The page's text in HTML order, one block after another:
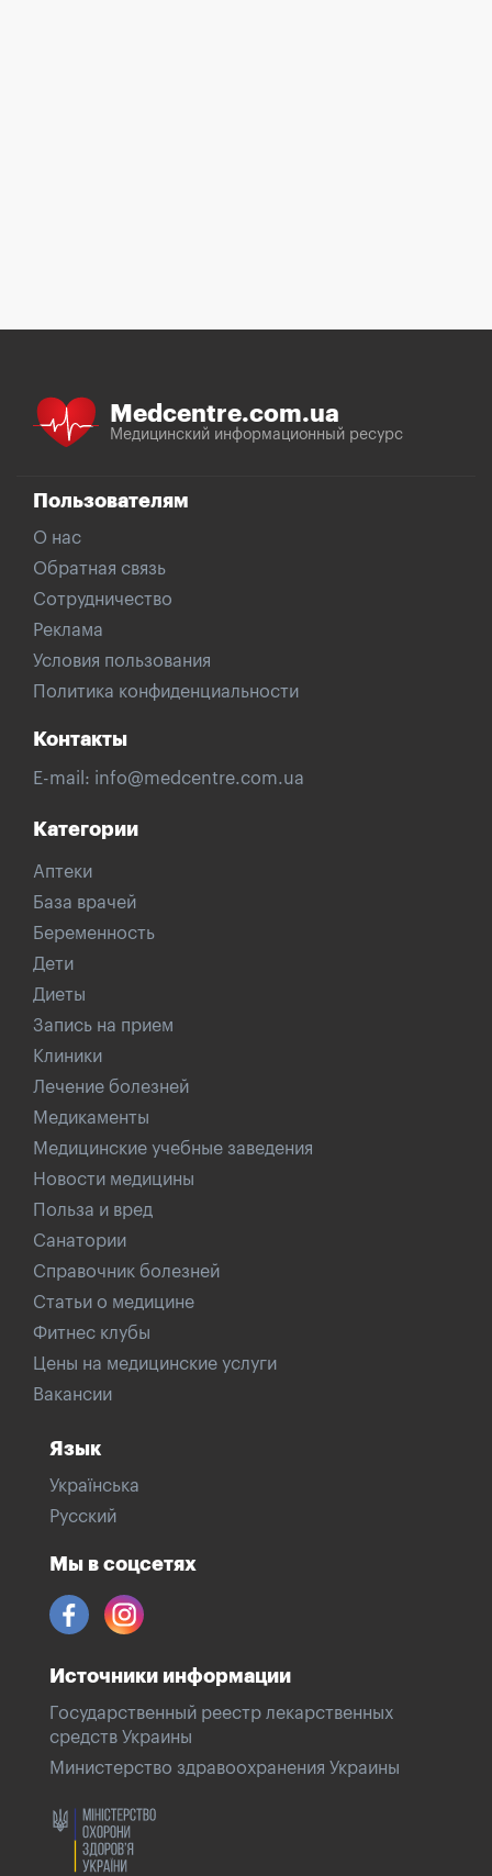
Medcentre.com.ua
Медицинский информационный ресурс
Пользователям
О нас
Обратная связь
Сотрудничество
Реклама
Условия пользования
Политика конфиденциальности
Контакты
E-mail: info@medcentre.com.ua
Категории
Аптеки
База врачей
Беременность
Дети
Диеты
Запись на прием
Клиники
Лечение болезней
Медикаменты
Медицинские учебные заведения
Новости медицины
Польза и вред
Санатории
Справочник болезней
Статьи о медицине
Фитнес клубы
Цены на медицинские услуги
Вакансии
Язык
Українська
Русский
Мы в соцсетях
Источники информации
Государственный реестр лекарственных
средств Украины
Министерство здравоохранения Украины